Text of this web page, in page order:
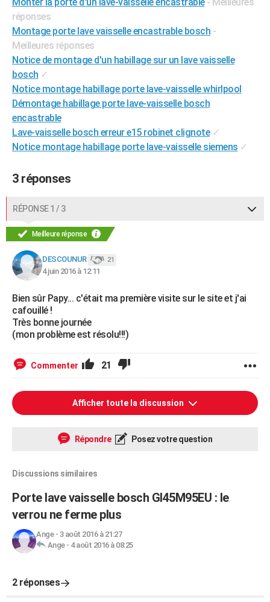
Destinations
City break
Voyage nature
Voyage de noces
Forum
Climat
PHOTO
GUIDES D'ACHAT
BONS PLANS
CARTE DE VOEUX
Carte de Noël
Carte Bonne année
Carte Saint-Valentin
Carte Pâques
Carte d'anniversaire
DICTIONNAIRE
Dictionnaire
Biographies
Citations
Expressions
Proverbes
PROGRAMME TV
S'inscrire
Se connecter
Lycées
Collèges
Primaires
Universités
Entreprises
Service militaire
Avis de recherche
AVIS DE DÉCÈS
FORUM
Bricolage
Lifestyle
Culture
Sport
Auto
Television
Voyage
Cinema
réponses
Montage porte lave vaisselle encastrable bosch -
Meilleures réponses
Notice de montage d'un habillage sur un lave vaisselle
bosch ✓
Notice montage habillage porte lave-vaisselle whirlpool
Démontage habillage porte lave-vaisselle bosch
encastrable
Lave-vaisselle bosch erreur e15 robinet clignote ✓
Notice montage habillage porte lave-vaisselle siemens ✓
3 réponses
RÉPONSE 1 / 3
Meilleure réponse
DESCOUNUR 21
4 juin 2016 à 12:11
Bien sûr Papy... c'était ma première visite sur le site et j'ai
cafouillé !
Très bonne journée
(mon problème est résolu!!!)
Commenter 21
Afficher toute la discussion
Répondre Posez votre question
Discussions similaires
Porte lave vaisselle bosch GI45M95EU : le
verrou ne ferme plus
Ange- 3 août 2016 à 21:27
Ange- 4 août 2016 à 08:25
2 réponses